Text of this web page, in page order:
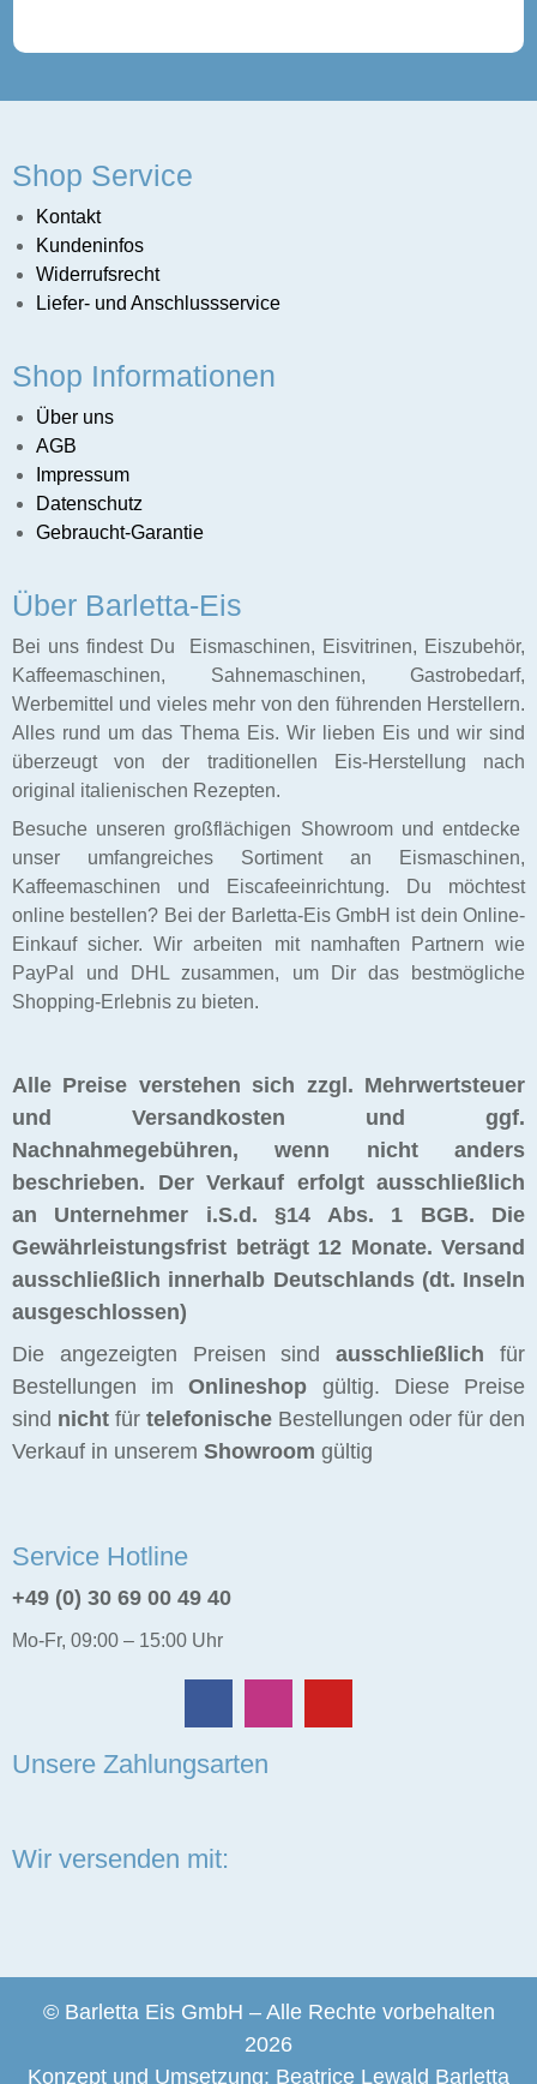
Ladenbau
Shop Service
Kontakt
Kundeninfos
Widerrufsrecht
Liefer- und Anschlussservice
Shop Informationen
Über uns
AGB
Impressum
Datenschutz
Gebraucht-Garantie
Über Barletta-Eis
Bei uns findest Du Eismaschinen, Eisvitrinen, Eiszubehör,
Kaffeemaschinen, Sahnemaschinen, Gastrobedarf,
Werbemittel und vieles mehr von den führenden Herstellern.
Alles rund um das Thema Eis. Wir lieben Eis und wir sind
überzeugt von der traditionellen Eis-Herstellung nach
original italienischen Rezepten.
Besuche unseren großflächigen Showroom und entdecke
unser umfangreiches Sortiment an Eismaschinen,
Kaffeemaschinen und Eiscafeeinrichtung. Du möchtest
online bestellen? Bei der Barletta-Eis GmbH ist dein Online-
Einkauf sicher. Wir arbeiten mit namhaften Partnern wie
PayPal und DHL zusammen, um Dir das bestmögliche
Shopping-Erlebnis zu bieten.
Alle Preise verstehen sich zzgl. Mehrwertsteuer
und Versandkosten und ggf.
Nachnahmegebühren, wenn nicht anders
beschrieben. Der Verkauf erfolgt ausschließlich
an Unternehmer i.S.d. §14 Abs. 1 BGB. Die
Gewährleistungsfrist beträgt 12 Monate. Versand
ausschließlich innerhalb Deutschlands (dt. Inseln
ausgeschlossen)
Die angezeigten Preisen sindausschließlich für
Bestellungen imOnlineshop gültig. Diese Preise
sind nicht für telefonische Bestellungen oder für den
Verkauf in unserem Showroom gültig
Service Hotline
+49 (0) 30 69 00 49 40
Mo-Fr, 09:00 – 15:00 Uhr
Unsere Zahlungsarten
Wir versenden mit:
© Barletta Eis GmbH – Alle Rechte vorbehalten
2026
Konzept und Umsetzung: Beatrice Lewald Barletta